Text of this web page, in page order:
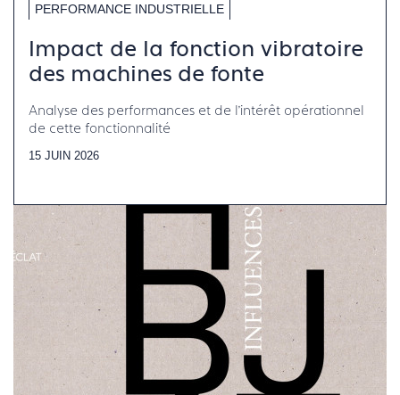
PERFORMANCE INDUSTRIELLE
Impact de la fonction vibratoire
des machines de fonte
Analyse des performances et de l’intérêt opérationnel
de cette fonctionnalité
15 JUIN 2026